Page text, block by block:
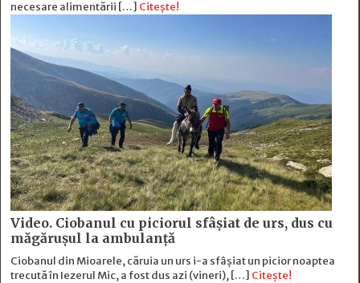
necesare alimentării […] Citește!
Video. Ciobanul cu piciorul sfâșiat de urs, dus cu
măgărușul la ambulanță
Ciobanul din Mioarele, căruia un urs i-a sfâșiat un picior noaptea
trecută în Iezerul Mic, a fost dus azi (vineri), […] Citește!